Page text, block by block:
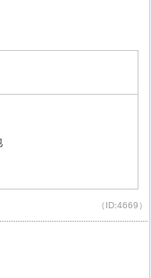
（ID:4669）